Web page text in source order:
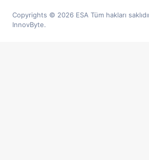
Copyrights © 2026 ESA Tüm hakları
InnovByte.